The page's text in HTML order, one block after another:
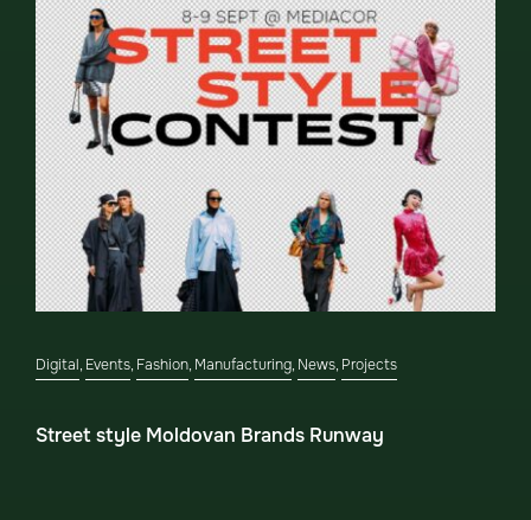
Digital, Events, Fashion, Manufacturing, News, Projects
Street style Moldovan Brands Runway